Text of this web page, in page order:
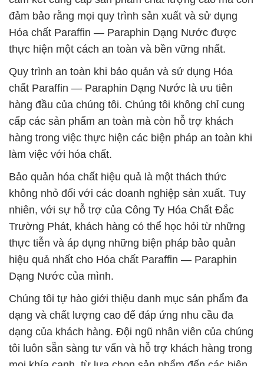
đảm bảo rằng mọi quy trình sản xuất và sử dụng
Hóa chất Paraffin — Paraphin Dạng Nước được
thực hiện một cách an toàn và bền vững nhất.
Quy trình an toàn khi bảo quản và sử dụng Hóa
chất Paraffin — Paraphin Dạng Nước là ưu tiên
hàng đầu của chúng tôi. Chúng tôi không chỉ cung
cấp các sản phẩm an toàn mà còn hỗ trợ khách
hàng trong việc thực hiện các biện pháp an toàn khi
làm việc với hóa chất.
Bảo quản hóa chất hiệu quả là một thách thức
không nhỏ đối với các doanh nghiệp sản xuất. Tuy
nhiên, với sự hỗ trợ của Công Ty Hóa Chất Đắc
Trường Phát, khách hàng có thể học hỏi từ những
thực tiễn và áp dụng những biện pháp bảo quản
hiệu quả nhất cho Hóa chất Paraffin — Paraphin
Dạng Nước của mình.
Chúng tôi tự hào giới thiệu danh mục sản phẩm đa
dạng và chất lượng cao để đáp ứng nhu cầu đa
dạng của khách hàng. Đội ngũ nhân viên của chúng
tôi luôn sẵn sàng tư vấn và hỗ trợ khách hàng trong